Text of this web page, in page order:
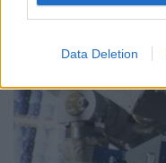
Data Deletion